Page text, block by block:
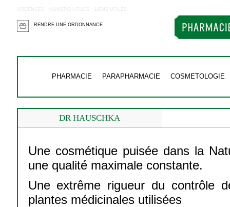
URGENCES NUMERO UTILES LIENS UTILES
RENDRE UNE ORDONNANCE
PHARMACIE PARAPHARMACIE COSMETOLOGIE
DR HAUSCHKA
Une cosmétique puisée dans la
une qualité maximale constante.
Une extrême rigueur du contrôle
plantes médicinales utilisées